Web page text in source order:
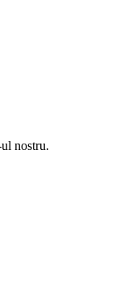
nostru.